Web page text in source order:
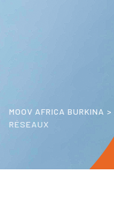
MOOV AFRICA BURKINA >
RÉSEAUX